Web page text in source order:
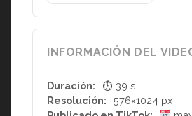
INFORMACIÓN DEL
Duración:
⏱ 39 s
Resolución:
576×1024 px